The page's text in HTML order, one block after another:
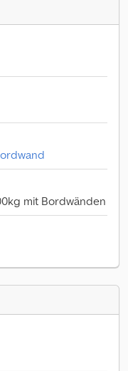
mit Bordwänden